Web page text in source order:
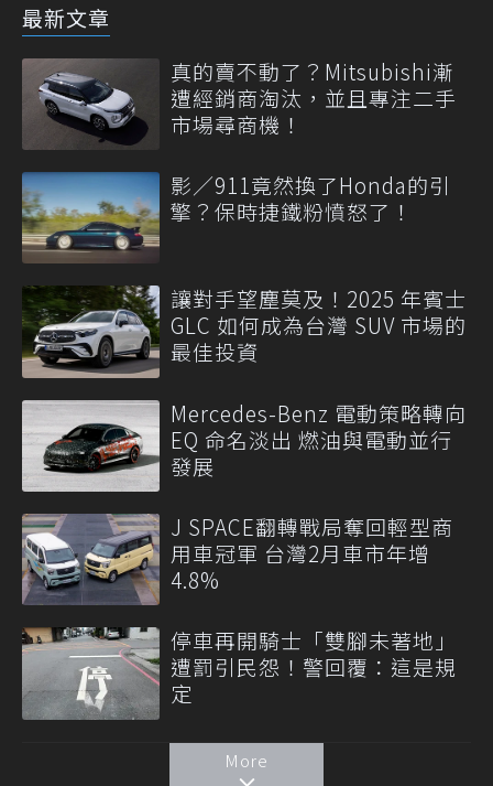
最新文章
真的賣不動了？Mitsubishi漸
遭經銷商淘汰，並且專注二手
市場尋商機！
影／911竟然換了Honda的引
擎？保時捷鐵粉憤怒了！
讓對手望塵莫及！2025 年賓士
GLC 如何成為台灣 SUV 市場的
最佳投資
Mercedes-Benz 電動策略轉向
EQ 命名淡出 燃油與電動並行
發展
J SPACE翻轉戰局奪回輕型商
用車冠軍 台灣2月車市年增
4.8%
停車再開騎士「雙腳未著地」
遭罰引民怨！警回覆：這是規
定
More